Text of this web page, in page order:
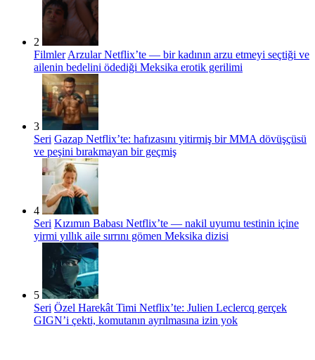
2
Filmler Arzular Netflix’te — bir kadının arzu etmeyi seçtiği ve
ailenin bedelini ödediği Meksika erotik gerilimi
3
Seri Gazap Netflix’te: hafızasını yitirmiş bir MMA dövüşçüsü
ve peşini bırakmayan bir geçmiş
4
Seri Kızımın Babası Netflix’te — nakil uyumu testinin içine
yirmi yıllık aile sırrını gömen Meksika dizisi
5
Seri Özel Harekât Timi Netflix’te: Julien Leclercq gerçek
GIGN’i çekti, komutanın ayrılmasına izin yok